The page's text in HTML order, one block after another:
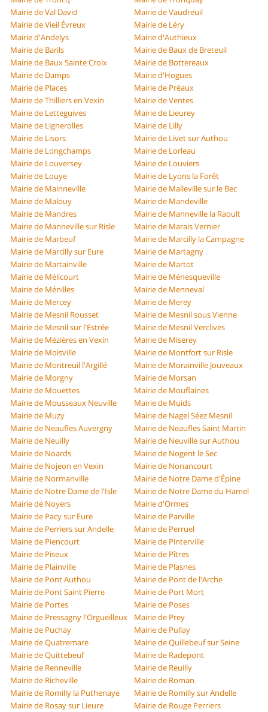
Mairie de Val David
Mairie de Vaudreuil
Mairie de Vieil Évreux
Mairie de Léry
Mairie d'Andelys
Mairie d'Authieux
Mairie de Barils
Mairie de Baux de Breteuil
Mairie de Baux Sainte Croix
Mairie de Bottereaux
Mairie de Damps
Mairie d'Hogues
Mairie de Places
Mairie de Préaux
Mairie de Thilliers en Vexin
Mairie de Ventes
Mairie de Letteguives
Mairie de Lieurey
Mairie de Lignerolles
Mairie de Lilly
Mairie de Lisors
Mairie de Livet sur Authou
Mairie de Longchamps
Mairie de Lorleau
Mairie de Louversey
Mairie de Louviers
Mairie de Louye
Mairie de Lyons la Forêt
Mairie de Mainneville
Mairie de Malleville sur le Bec
Mairie de Malouy
Mairie de Mandeville
Mairie de Mandres
Mairie de Manneville la Raoult
Mairie de Manneville sur Risle
Mairie de Marais Vernier
Mairie de Marbeuf
Mairie de Marcilly la Campagne
Mairie de Marcilly sur Eure
Mairie de Martagny
Mairie de Martainville
Mairie de Martot
Mairie de Mélicourt
Mairie de Ménesqueville
Mairie de Ménilles
Mairie de Menneval
Mairie de Mercey
Mairie de Merey
Mairie de Mesnil Rousset
Mairie de Mesnil sous Vienne
Mairie de Mesnil sur l'Estrée
Mairie de Mesnil Verclives
Mairie de Mézières en Vexin
Mairie de Miserey
Mairie de Moisville
Mairie de Montfort sur Risle
Mairie de Montreuil l'Argillé
Mairie de Morainville Jouveaux
Mairie de Morgny
Mairie de Morsan
Mairie de Mouettes
Mairie de Mouflaines
Mairie de Mousseaux Neuville
Mairie de Muids
Mairie de Muzy
Mairie de Nagel Séez Mesnil
Mairie de Neaufles Auvergny
Mairie de Neaufles Saint Martin
Mairie de Neuilly
Mairie de Neuville sur Authou
Mairie de Noards
Mairie de Nogent le Sec
Mairie de Nojeon en Vexin
Mairie de Nonancourt
Mairie de Normanville
Mairie de Notre Dame d'Épine
Mairie de Notre Dame de l'Isle
Mairie de Notre Dame du Hamel
Mairie de Noyers
Mairie d'Ormes
Mairie de Pacy sur Eure
Mairie de Parville
Mairie de Perriers sur Andelle
Mairie de Perruel
Mairie de Piencourt
Mairie de Pinterville
Mairie de Piseux
Mairie de Pîtres
Mairie de Plainville
Mairie de Plasnes
Mairie de Pont Authou
Mairie de Pont de l'Arche
Mairie de Pont Saint Pierre
Mairie de Port Mort
Mairie de Portes
Mairie de Poses
Mairie de Pressagny l'Orgueilleux
Mairie de Prey
Mairie de Puchay
Mairie de Pullay
Mairie de Quatremare
Mairie de Quillebeuf sur Seine
Mairie de Quittebeuf
Mairie de Radepont
Mairie de Renneville
Mairie de Reuilly
Mairie de Richeville
Mairie de Roman
Mairie de Romilly la Puthenaye
Mairie de Romilly sur Andelle
Mairie de Rosay sur Lieure
Mairie de Rouge Perriers